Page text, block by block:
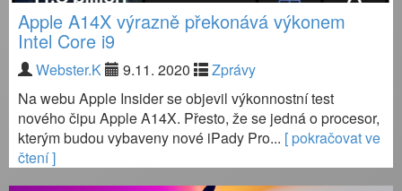
Apple A14X výrazně překonává výkonem
Intel Core i9
Webster.K 9.11. 2020
Zprávy
Na webu Apple Insider se objevil výkonnostní test
nového čipu Apple A14X. Přesto, že se jedná o procesor,
kterým budou vybaveny nové iPady Pro... [ pokračovat ve
čtení ]